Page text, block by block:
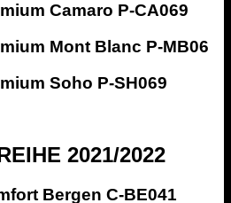
Camaro P-CA069
Mont Blanc P-MB06
Soho P-SH069
2021/2022
Bergen C-BE041